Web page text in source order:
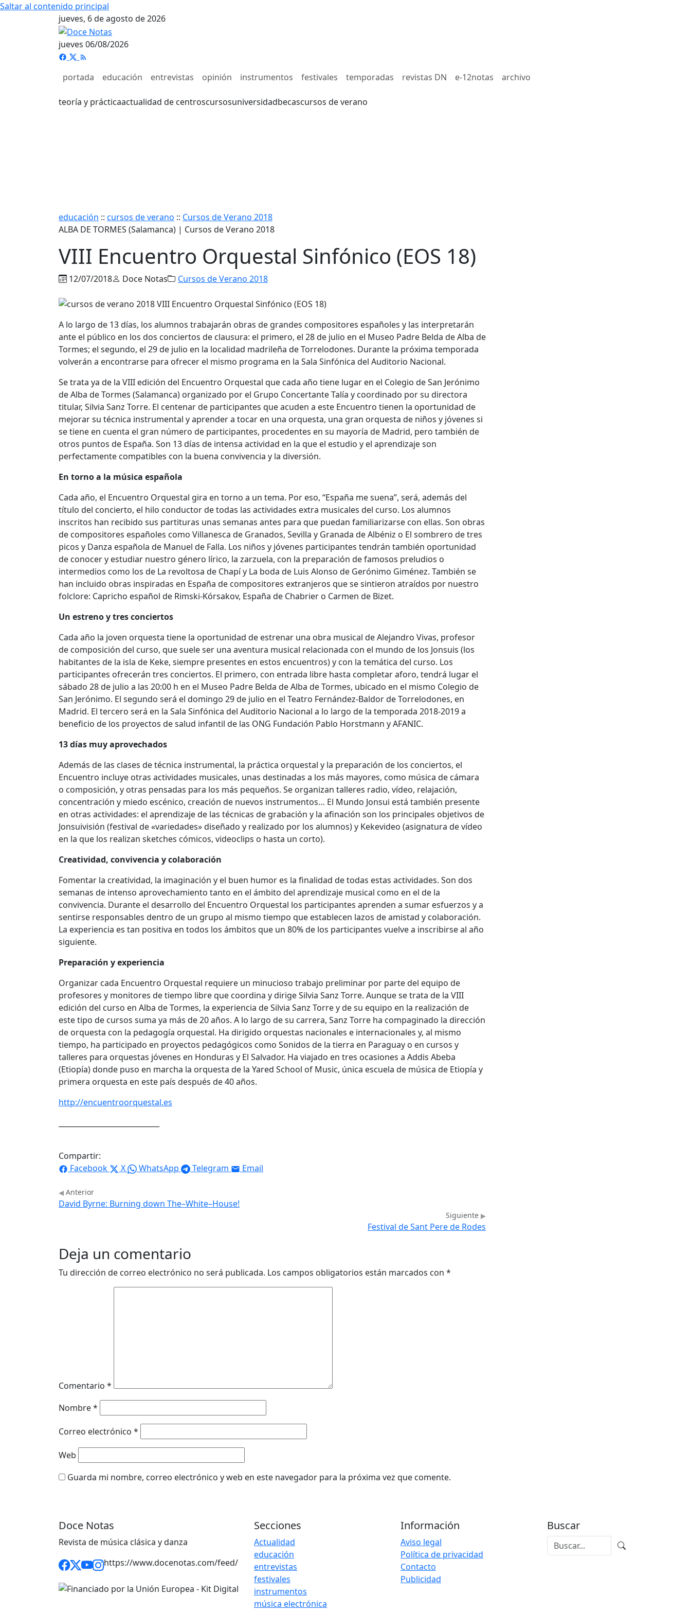
Saltar al contenido principal
jueves, 6 de agosto de 2026
jueves 06/08/2026
portada educación entrevistas opinión instrumentos festivales temporadas revistas DN e-12notas archivo
teoría y prácticaactualidad de centroscursosuniversidadbecascursos de verano
educación :: cursos de verano :: Cursos de Verano 2018
ALBA DE TORMES (Salamanca) | Cursos de Verano 2018
VIII Encuentro Orquestal Sinfónico (EOS 18)
12/07/2018 Doce Notas Cursos de Verano 2018
A lo largo de 13 días, los alumnos trabajarán obras de grandes compositores españoles y las interpretarán
ante el público en los dos conciertos de clausura: el primero, el 28 de julio en el Museo Padre Belda de Alba de
Tormes; el segundo, el 29 de julio en la localidad madrileña de Torrelodones. Durante la próxima temporada
volverán a encontrarse para ofrecer el mismo programa en la Sala Sinfónica del Auditorio Nacional.
Se trata ya de la VIII edición del Encuentro Orquestal que cada año tiene lugar en el Colegio de San Jerónimo
de Alba de Tormes (Salamanca) organizado por el Grupo Concertante Talía y coordinado por su directora
titular, Silvia Sanz Torre. El centenar de participantes que acuden a este Encuentro tienen la oportunidad de
mejorar su técnica instrumental y aprender a tocar en una orquesta, una gran orquesta de niños y jóvenes si
se tiene en cuenta el gran número de participantes, procedentes en su mayoría de Madrid, pero también de
otros puntos de España. Son 13 días de intensa actividad en la que el estudio y el aprendizaje son
perfectamente compatibles con la buena convivencia y la diversión.
En torno a la música española
Cada año, el Encuentro Orquestal gira en torno a un tema. Por eso, “España me suena”, será, además del
título del concierto, el hilo conductor de todas las actividades extra musicales del curso. Los alumnos
inscritos han recibido sus partituras unas semanas antes para que puedan familiarizarse con ellas. Son obras
de compositores españoles como Villanesca de Granados, Sevilla y Granada de Albéniz o El sombrero de tres
picos y Danza española de Manuel de Falla. Los niños y jóvenes participantes tendrán también oportunidad
de conocer y estudiar nuestro género lírico, la zarzuela, con la preparación de famosos preludios o
intermedios como los de La revoltosa de Chapí y La boda de Luis Alonso de Gerónimo Giménez. También se
han incluido obras inspiradas en España de compositores extranjeros que se sintieron atraídos por nuestro
folclore: Capricho español de Rimski-Kórsakov, España de Chabrier o Carmen de Bizet.
Un estreno y tres conciertos
Cada año la joven orquesta tiene la oportunidad de estrenar una obra musical de Alejandro Vivas, profesor
de composición del curso, que suele ser una aventura musical relacionada con el mundo de los Jonsuis (los
habitantes de la isla de Keke, siempre presentes en estos encuentros) y con la temática del curso. Los
participantes ofrecerán tres conciertos. El primero, con entrada libre hasta completar aforo, tendrá lugar el
sábado 28 de julio a las 20:00 h en el Museo Padre Belda de Alba de Tormes, ubicado en el mismo Colegio de
San Jerónimo. El segundo será el domingo 29 de julio en el Teatro Fernández-Baldor de Torrelodones, en
Madrid. El tercero será en la Sala Sinfónica del Auditorio Nacional a lo largo de la temporada 2018-2019 a
beneficio de los proyectos de salud infantil de las ONG Fundación Pablo Horstmann y AFANIC.
13 días muy aprovechados
Además de las clases de técnica instrumental, la práctica orquestal y la preparación de los conciertos, el
Encuentro incluye otras actividades musicales, unas destinadas a los más mayores, como música de cámara
o composición, y otras pensadas para los más pequeños. Se organizan talleres radio, vídeo, relajación,
concentración y miedo escénico, creación de nuevos instrumentos… El Mundo Jonsui está también presente
en otras actividades: el aprendizaje de las técnicas de grabación y la afinación son los principales objetivos de
Jonsuivisión (festival de «variedades» diseñado y realizado por los alumnos) y Kekevideo (asignatura de vídeo
en la que los realizan sketches cómicos, videoclips o hasta un corto).
Creatividad, convivencia y colaboración
Fomentar la creatividad, la imaginación y el buen humor es la finalidad de todas estas actividades. Son dos
semanas de intenso aprovechamiento tanto en el ámbito del aprendizaje musical como en el de la
convivencia. Durante el desarrollo del Encuentro Orquestal los participantes aprenden a sumar esfuerzos y a
sentirse responsables dentro de un grupo al mismo tiempo que establecen lazos de amistad y colaboración.
La experiencia es tan positiva en todos los ámbitos que un 80% de los participantes vuelve a inscribirse al año
siguiente.
Preparación y experiencia
Organizar cada Encuentro Orquestal requiere un minucioso trabajo preliminar por parte del equipo de
profesores y monitores de tiempo libre que coordina y dirige Silvia Sanz Torre. Aunque se trata de la VIII
edición del curso en Alba de Tormes, la experiencia de Silvia Sanz Torre y de su equipo en la realización de
este tipo de cursos suma ya más de 20 años. A lo largo de su carrera, Sanz Torre ha compaginado la dirección
de orquesta con la pedagogía orquestal. Ha dirigido orquestas nacionales e internacionales y, al mismo
tiempo, ha participado en proyectos pedagógicos como Sonidos de la tierra en Paraguay o en cursos y
talleres para orquestas jóvenes en Honduras y El Salvador. Ha viajado en tres ocasiones a Addis Abeba
(Etiopía) donde puso en marcha la orquesta de la Yared School of Music, única escuela de música de Etiopía y
primera orquesta en este país después de 40 años.
http://encuentroorquestal.es
Compartir:
Facebook
X WhatsApp Telegram Email
Anterior
David Byrne: Burning down The–White–House!
Siguiente
Festival de Sant Pere de Rodes
Deja un comentario
Tu dirección de correo electrónico no será publicada. Los campos obligatorios están marcados con *
Comentario *
Nombre*
Correo electrónico *
Web
Guarda mi nombre, correo electrónico y web en este navegador para la próxima vez que comente.
Doce Notas
Revista de música clásica y danza
https://www.docenotas.com/feed/
Secciones
Actualidad
educación
entrevistas
festivales
instrumentos
música electrónica
Información
Aviso legal
Política de privacidad
Contacto
Publicidad
Buscar